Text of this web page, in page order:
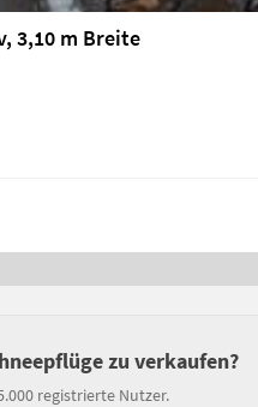
3,10 m Breite
zu verkaufen?
registrierte Nutzer.